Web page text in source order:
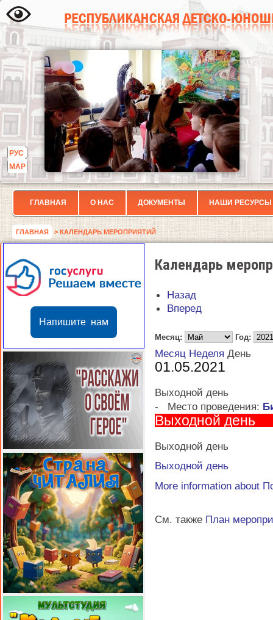
РУС
МАР
ГЛАВНАЯ О НАС ДОКУМЕНТЫ НАШИ РЕСУРСЫ
ГЛАВНАЯ > КАЛЕНДАРЬ МЕРОПРИЯТИЙ
Напишите нам
Календарь
Назад
Вперед
Месяц: Год:
Месяц Неделя День
01.05.2021
Выходной день
-
Место проведения:
Выходной день
Выходной день
Выходной день
More information about
См. также План